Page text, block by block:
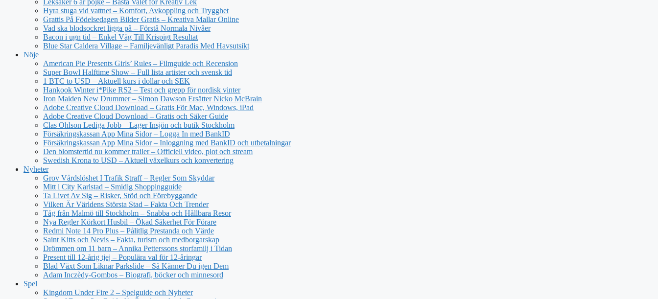
Leksaker 6 år pojke – Bästa Valet för Kreativ Lek
Hyra stuga vid vattnet – Komfort, Avkoppling och Trygghet
Grattis På Födelsedagen Bilder Gratis – Kreativa Mallar Online
Vad ska blodsockret ligga på – Förstå Normala Nivåer
Bacon i ugn tid – Enkel Väg Till Krispigt Resultat
Blue Star Caldera Village – Familjevänligt Paradis Med Havsutsikt
Nöje
American Pie Presents Girls’ Rules – Filmguide och Recension
Super Bowl Halftime Show – Full lista artister och svensk tid
1 BTC to USD – Aktuell kurs i dollar och SEK
Hankook Winter i*Pike RS2 – Test och grepp för nordisk vinter
Iron Maiden New Drummer – Simon Dawson Ersätter Nicko McBrain
Adobe Creative Cloud Download – Gratis För Mac, Windows, iPad
Adobe Creative Cloud Download – Gratis och Säker Guide
Clas Ohlson Lediga Jobb – Lager Insjön och butik Stockholm
Försäkringskassan App Mina Sidor – Logga In med BankID
Försäkringskassan App Mina Sidor – Inloggning med BankID och utbetalningar
Den blomstertid nu kommer trailer – Officiell video, plot och stream
Swedish Krona to USD – Aktuell växelkurs och konvertering
Nyheter
Grov Vårdslöshet I Trafik Straff – Regler Som Skyddar
Mitt i City Karlstad – Smidig Shoppingguide
Ta Livet Av Sig – Risker, Stöd och Förebyggande
Vilken Är Världens Största Stad – Fakta Och Trender
Tåg från Malmö till Stockholm – Snabba och Hållbara Resor
Nya Regler Körkort Husbil – Ökad Säkerhet För Förare
Redmi Note 14 Pro Plus – Pålitlig Prestanda och Värde
Saint Kitts och Nevis – Fakta, turism och medborgarskap
Drömmen om 11 barn – Annika Petterssons storfamilj i Tidan
Present till 12-årig tjej – Populära val för 12-åringar
Blad Växt Som Liknar Parkslide – Så Känner Du igen Dem
Adam Inczèdy-Gombos – Biografi, böcker och minnesord
Spel
Kingdom Under Fire 2 – Spelguide och Nyheter